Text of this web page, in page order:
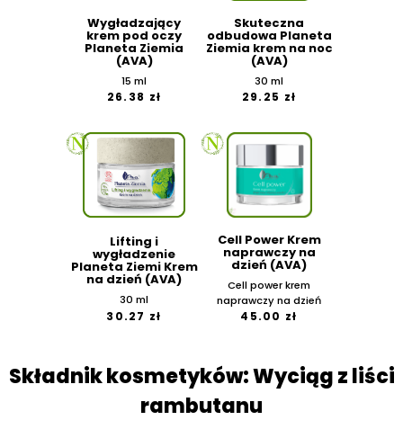
Składnik kosmetyków: Wyciąg z liści
rambutanu
Wygładzający
krem pod oczy
Planeta Ziemia
(AVA)
15 ml
26.38 zł
Skuteczna
odbudowa Planeta
Ziemia krem na noc
(AVA)
30 ml
29.25 zł
Lifting i
wygładzenie
Planeta Ziemi Krem
na dzień (AVA)
30 ml
30.27 zł
Cell Power Krem
naprawczy na
dzień (AVA)
Cell power krem
naprawczy na dzień
45.00 zł